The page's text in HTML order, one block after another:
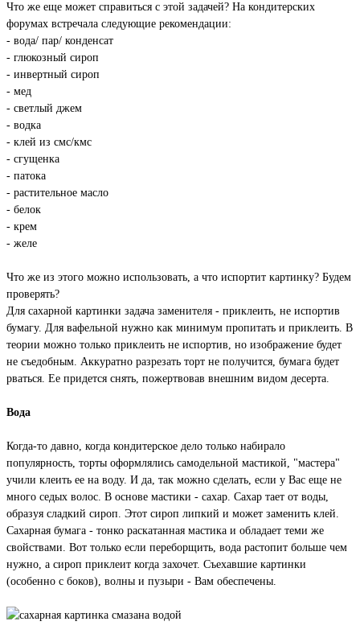
Что же еще может справиться с этой задачей? На кондитерских
форумах встречала следующие рекомендации:
- вода/ пар/ конденсат
- глюкозный сироп
- инвертный сироп
- мед
- светлый джем
- водка
- клей из смс/кмс
- сгущенка
- патока
- растительное масло
- белок
- крем
- желе
Что же из этого можно использовать, а что испортит картинку? Будем
проверять?
Для сахарной картинки задача заменителя - приклеить, не испортив
бумагу. Для вафельной нужно как минимум пропитать и приклеить. В
теории можно только приклеить не испортив, но изображение будет
не съедобным. Аккуратно разрезать торт не получится, бумага будет
рваться. Ее придется снять, пожертвовав внешним видом десерта.
Вода
Когда-то давно, когда кондитерское дело только набирало
популярность, торты оформлялись самодельной мастикой, "мастера"
учили клеить ее на воду. И да, так можно сделать, если у Вас еще не
много седых волос. В основе мастики - сахар. Сахар тает от воды,
образуя сладкий сироп. Этот сироп липкий и может заменить клей.
Сахарная бумага - тонко раскатанная мастика и обладает теми же
свойствами. Вот только если переборщить, вода растопит больше чем
нужно, а сироп приклеит когда захочет. Съехавшие картинки
(особенно с боков), волны и пузыри - Вам обеспечены.